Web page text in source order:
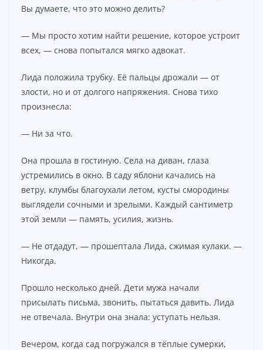
Вы думаете, что это можно делить?
— Мы просто хотим найти решение, которое устроит
всех, — снова попытался мягко адвокат.
Лида положила трубку. Её пальцы дрожали — от
злости, но и от долгого напряжения. Снова тихо
произнесла:
— Ни за что.
Она прошла в гостиную. Села на диван, глаза
устремились в окно. В саду яблони качались на
ветру, клумбы благоухали летом, кусты смородины
выглядели сочными и зрелыми. Каждый сантиметр
этой земли — память, усилия, жизнь.
— Не отдадут, — прошептала Лида, сжимая кулаки. —
Никогда.
Прошло несколько дней. Дети мужа начали
присылать письма, звонить, пытаться давить. Лида
не отвечала. Внутри она знала: уступать нельзя.
Вечером, когда сад погружался в тёплые сумерки,